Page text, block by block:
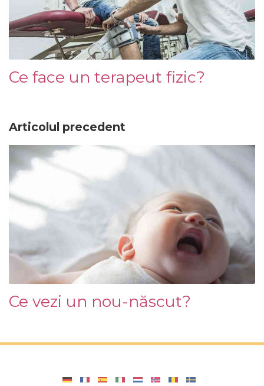
Ce face un terapeut fizic?
Articolul precedent
Ce vezi un nou-născut?